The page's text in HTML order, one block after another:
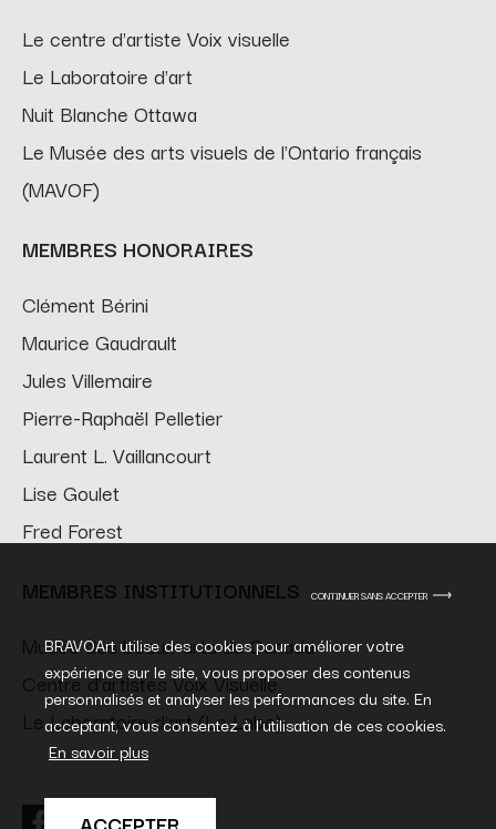
CONTINUER SANS ACCEPTER
BRAVOArt utilise des cookies pour améliorer votre
expérience sur le site, vous proposer des contenus
personnalisés et analyser les performances du site. En
acceptant, vous consentez à l'utilisation de ces cookies.
En savoir plus
Le centre d'artiste Voix visuelle
Le Laboratoire d'art
Nuit Blanche Ottawa
Le Musée des arts visuels de l'Ontario français
(MAVOF)
MEMBRES HONORAIRES
Clément Bérini
Maurice Gaudrault
Jules Villemaire
Pierre-Raphaël Pelletier
Laurent L. Vaillancourt
Lise Goulet
Fred Forest
MEMBRES INSTITUTIONNELS
Musée des beaux-arts du Canada
Centre d'artistes Voix Visuelle
Le Laboratoire d'art (Le Labo)